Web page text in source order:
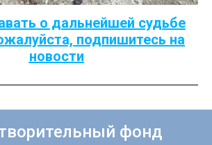
о дальнейшей судьбе
подпишитесь на
новости
фонд